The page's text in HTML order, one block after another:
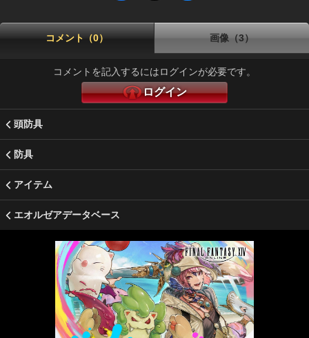
コメント（0） 画像（3）
コメントを記入するにはログインが必要です。
ログイン
頭防具
防具
アイテム
エオルゼアデータベース